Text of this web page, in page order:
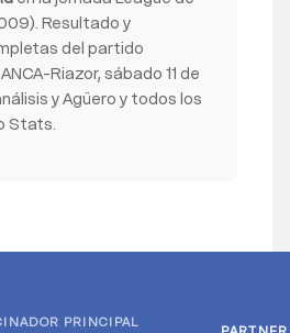
Resultado y
del partido
Riazor, sábado 11 de
y Agüero y todos los
Stats.
PRINCIPAL